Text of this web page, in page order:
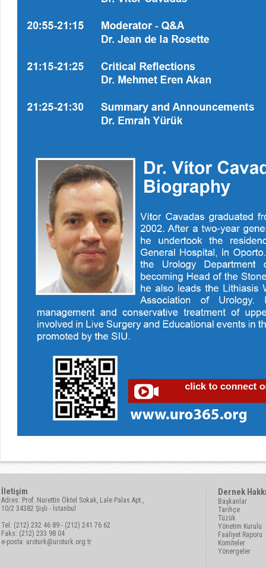
İletişim
Adres: Prof. Nurettin Öktel Sokak, Lale Palas Apt.,
10/2 34382 Şişli - İstanbul
Tel: (212) 232 46 89 - (212) 241 76 62
Faks: (212) 233 98 04
e-posta: uroturk@uroturk.org.tr
Dernek
Başkanlar
Tarihçe
Tüzük
Yönetim Kurulu
Faaliyet Raporu
Komiteler
Yönergeler